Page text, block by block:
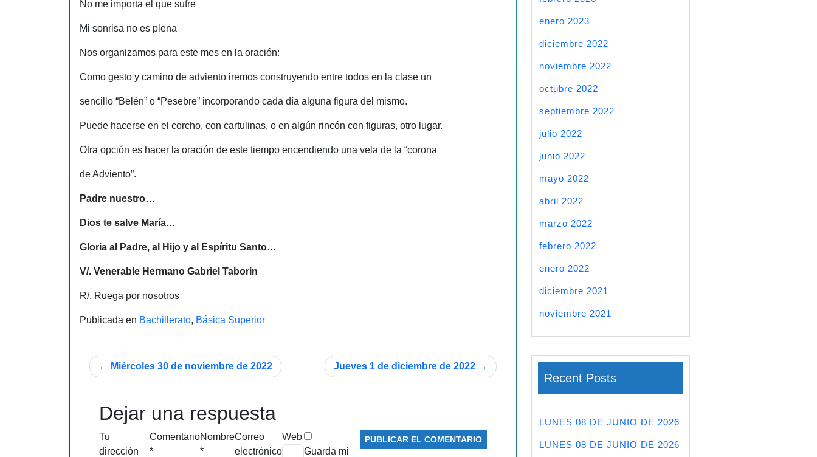
No me importa el que sufre
Mi sonrisa no es plena
Nos organizamos para este mes en la oración:
Como gesto y camino de adviento iremos construyendo entre todos en la clase un
sencillo “Belén” o “Pesebre” incorporando cada día alguna figura del mismo.
Puede hacerse en el corcho, con cartulinas, o en algún rincón con figuras, otro lugar.
Otra opción es hacer la oración de este tiempo encendiendo una vela de la “corona
de Adviento”.
Padre nuestro…
Dios te salve María…
Gloria al Padre, al Hijo y al Espíritu Santo…
V/. Venerable Hermano Gabriel Taborin
R/. Ruega por nosotros
Publicada en Bachillerato, Básica Superior
Navegación
entradas
Miércoles 30 de noviembre de 2022 Jueves 1 de diciembre de 2022
Dejar una respuesta
Tu
dirección
Comentario
*
Nombre
*
Correo
electrónico
Web
Guarda mi
enero 2023
diciembre 2022
noviembre 2022
octubre 2022
septiembre 2022
julio 2022
junio 2022
mayo 2022
abril 2022
marzo 2022
febrero 2022
enero 2022
diciembre 2021
noviembre 2021
Recent Posts
LUNES 08 DE JUNIO DE 2026
LUNES 08 DE JUNIO DE 2026